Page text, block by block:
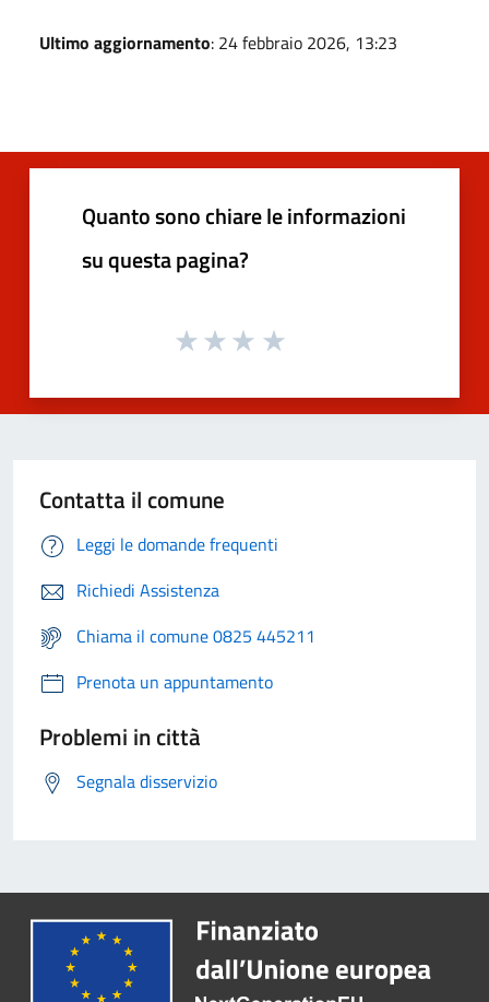
Ultimo aggiornamento: 24 febbraio 2026, 13:23
Quanto sono chiare le informazioni
su questa pagina?
Contatta il comune
Leggi le domande frequenti
Richiedi Assistenza
Chiama il comune 0825 445211
Prenota un appuntamento
Problemi in città
Segnala disservizio